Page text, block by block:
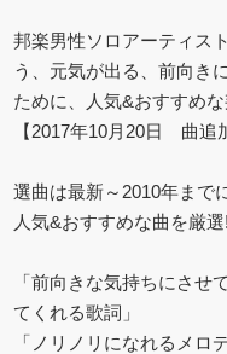
邦楽男性ソロアーティス
う、元気が出る、前向き
ために、人気&おすすめ
【2017年10月20日 曲追
選曲は最新～2010年まで
人気&おすすめな曲を厳選!
「前向きな気持ちにさせ
てくれる歌詞」
「ノリノリになれるメロ